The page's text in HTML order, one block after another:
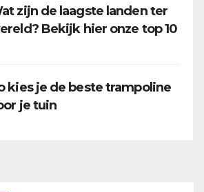
zijn de laagste landen ter
Bekijk hier onze top 10
kies je de beste trampoline
je tuin